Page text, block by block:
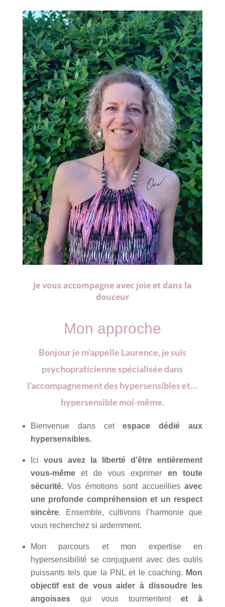
Je vous accompagne avec joie et dans la
douceur
Mon approche
Bonjour je m’appelle Laurence,je suis
psychopraticienne spécialisée dans
l’accompagnement des hypersensibles et…
hypersensible moi-même.
Bienvenue dans cetespace dédié aux
hypersensibles.
Ici vous avez la liberté d’être entièrement
vous-mêmeet de vous exprimer en toute
sécurité.Vos émotions sont accueilliesavec
une profonde compréhension et un respect
sincère. Ensemble, cultivons l’harmonie que
vous recherchez si ardemment.
Mon parcours et mon expertise en
hypersensibilité se conjuguent avec des outils
puissants tels que la PNL et le coaching. Mon
objectif est de vous aider à dissoudre les
angoissesqui vous tourmententet à